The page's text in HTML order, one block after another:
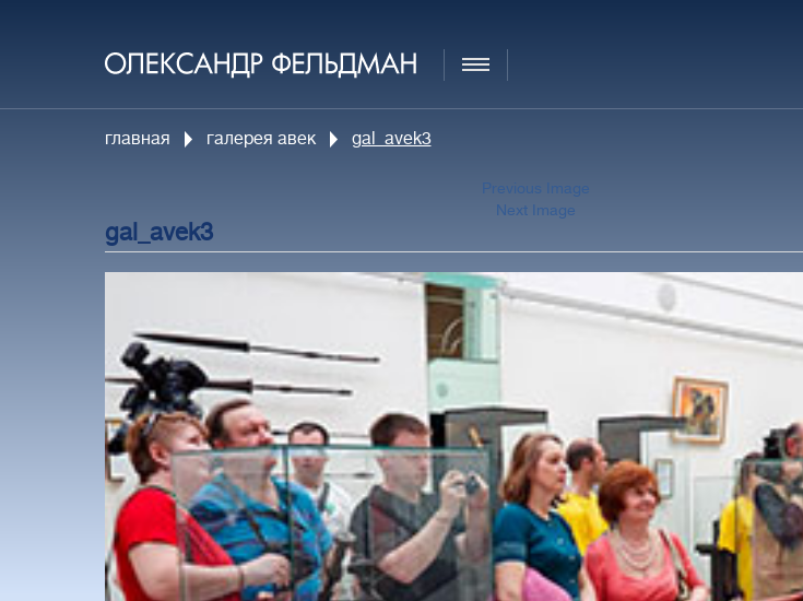
главная галерея авек gal_avek3
Previous Image
Next Image
gal_avek3